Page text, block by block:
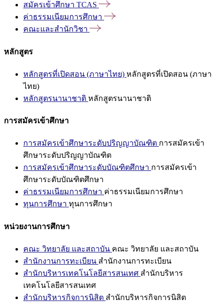
สมัครเข้าศึกษา TCAS
ค่าธรรมเนียมการศึกษา
คณะและสำนักวิชา
หลักสูตร
หลักสูตรที่เปิดสอน (ภาษาไทย) หลักสูตรที่เปิดสอน (ภาษา
ไทย)
หลักสูตรนานาชาติ หลักสูตรนานาชาติ
การสมัครเข้าศึกษา
การสมัครเข้าศึกษาระดับปริญญาบัณฑิต การสมัครเข้า
ศึกษาระดับปริญญาบัณฑิต
การสมัครเข้าศึกษาระดับบัณฑิตศึกษา การสมัครเข้า
ศึกษาระดับบัณฑิตศึกษา
ค่าธรรมเนียมการศึกษา ค่าธรรมเนียมการศึกษา
ทุนการศึกษา ทุนการศึกษา
หน่วยงานการศึกษา
คณะ วิทยาลัย และสถาบัน คณะ วิทยาลัย และสถาบัน
สำนักงานการทะเบียน สำนักงานการทะเบียน
สำนักบริหารเทคโนโลยีสารสนเทศ สำนักบริหาร
เทคโนโลยีสารสนเทศ
สำนักบริหารกิจการนิสิต สำนักบริหารกิจการนิสิต